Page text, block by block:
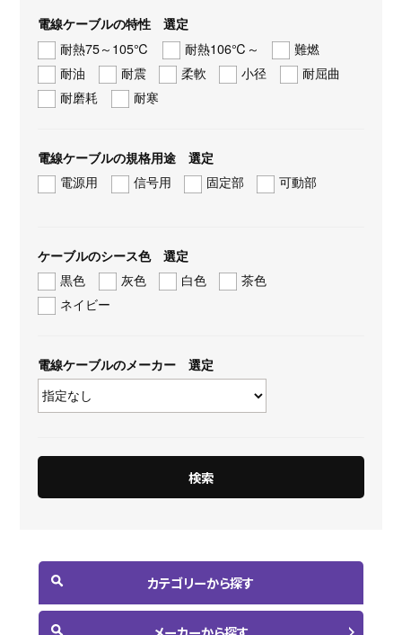
電線ケーブルの特性 選定
耐熱75～105℃
耐熱106℃～
難燃
耐油
耐震 柔軟 小径
耐屈曲
耐磨耗
耐寒
電線ケーブルの規格用途 選定
電源用
信号用 固定部 可動部
ケーブルのシース色 選定
黒色
灰色 白色
茶色
ネイビー
電線ケーブルのメーカー 選定
カテゴリーから探す